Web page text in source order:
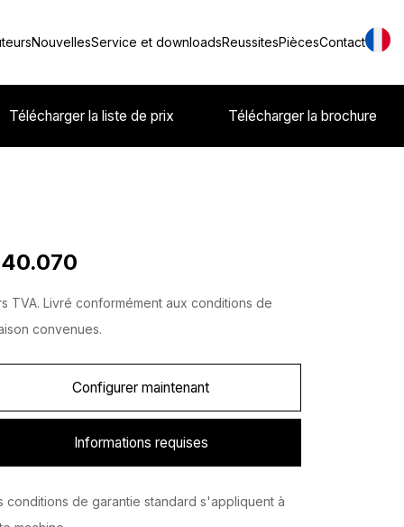
NouvellesService et downloadsReussitesPiècesContact
Télécharger la liste de prix Télécharger la brochure
TVA. Livré conformément aux conditions de
convenues.
Configurer maintenant
Informations requises
conditions de garantie standard s'appliquent à